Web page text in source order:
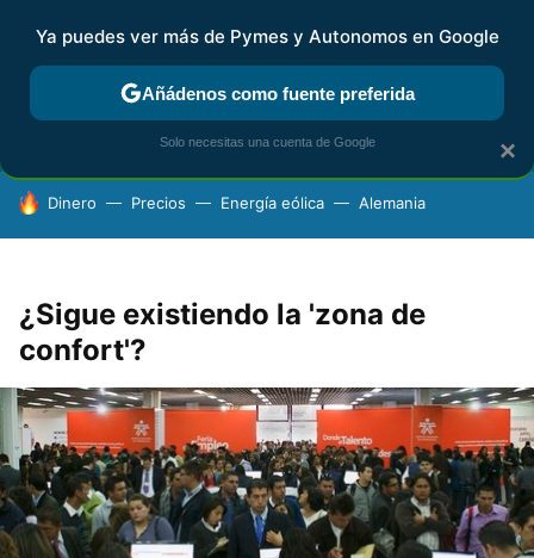
FISCALIDAD Y CONTABILIDAD KIT DIGITAL RENTA
HOY SE HABLA DE
Dinero Precios Energía eólica Alemania
¿Sigue existiendo la 'zona de
confort'?
×
Ya puedes ver más de Pymes y Autonomos en Google
Añádenos como fuente preferida
Solo necesitas una cuenta de Google